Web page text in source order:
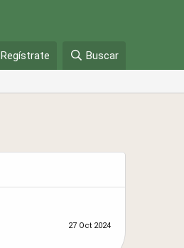
Regístrate Buscar
27 Oct 2024